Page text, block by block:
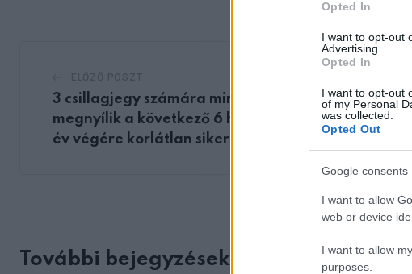
Opted In
I want to opt-out
Advertising.
Opted In
I want to opt-out
of my Personal
was collected.
Opted Out
Google consents
I want to allow
web or device
I want to allow
purposes.
3 csillagjegy számára minden ajtó
megnyílik a következő 6 hónapban. Az
év végére korlátlan sikerük lesz!
További bejegyzések